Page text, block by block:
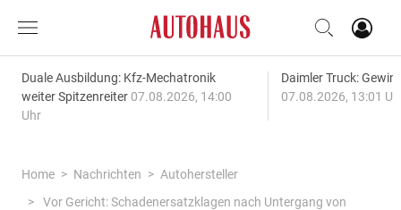
Duale Ausbildung: Kfz-Mechatronik
weiter Spitzenreiter 07.08.2026, 14:00
Uhr
Daimler Truck:
07.08.2026, 13:01
Home Nachrichten
Autohersteller
Vor Gericht: Schadenersatzklagen nach Untergang von